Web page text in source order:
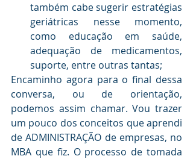
também cabe sugerir estratégias
geriátricas nesse momento,
como educação em saúde,
adequação de medicamentos,
suporte, entre outras tantas;
Encaminho agora para o final dessa
conversa, ou de orientação,
podemos assim chamar. Vou trazer
um pouco dos conceitos que aprendi
de ADMINISTRAÇÃO de empresas, no
MBA que fiz. O processo de tomada